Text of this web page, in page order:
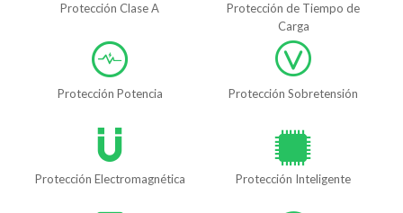
Protección Clase A
Protección de Tiempo de
Carga
Protección Potencia Protección Sobretensión
Protección Electromagnética Protección Inteligente